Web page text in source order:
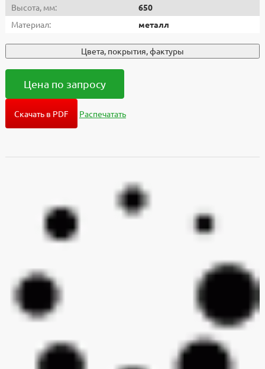
Высота, мм:
650
Материал:
металл
Цвета, покрытия, фактуры
Цена по запросу
Скачать в PDF Распечатать